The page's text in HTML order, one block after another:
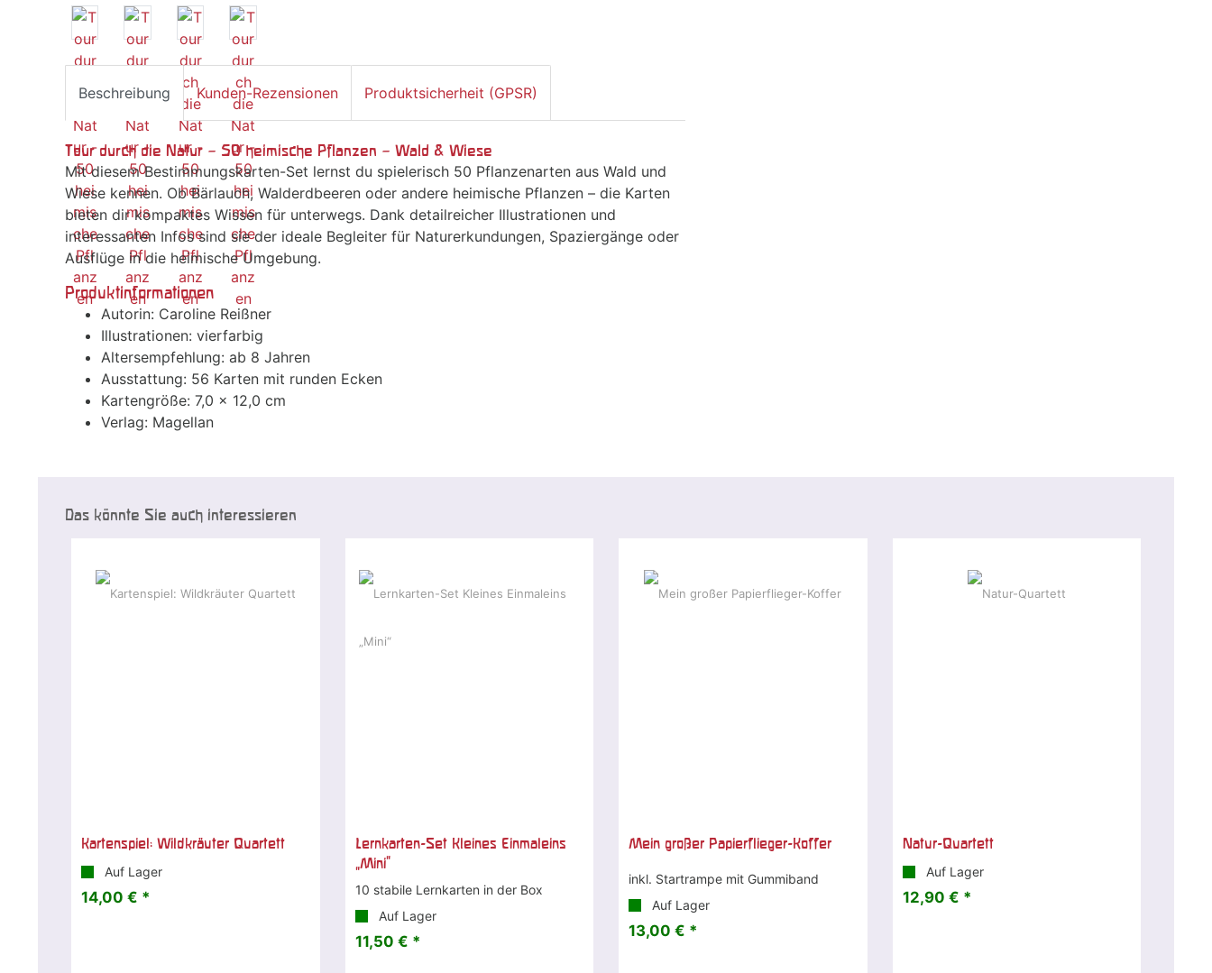
Beschreibung Kunden-Rezensionen Produktsicherheit (GPSR)
Tour durch die Natur – 50 heimische Pflanzen – Wald & Wiese
Mit diesem Bestimmungskarten-Set lernst du spielerisch 50 Pflanzenarten aus Wald und
Wiese kennen. Ob Bärlauch, Walderdbeeren oder andere heimische Pflanzen – die Karten
bieten dir kompaktes Wissen für unterwegs. Dank detailreicher Illustrationen und
interessanten Infos sind sie der ideale Begleiter für Naturerkundungen, Spaziergänge oder
Ausflüge in die heimische Umgebung.
Produktinformationen
Autorin: Caroline Reißner
Illustrationen: vierfarbig
Altersempfehlung: ab 8 Jahren
Ausstattung: 56 Karten mit runden Ecken
Kartengröße: 7,0 x 12,0 cm
Verlag: Magellan
Das könnte Sie auch interessieren
Kartenspiel: Wildkräuter Quartett
Auf Lager
14,00 € *
Lernkarten-Set Kleines Einmaleins
„Mini“
10 stabile Lernkarten in der Box
Auf Lager
11,50 € *
Mein großer Papierflieger-Koffer
inkl. Startrampe mit Gummiband
Auf Lager
13,00 € *
Natur-Quartett
Auf Lager
12,90 € *